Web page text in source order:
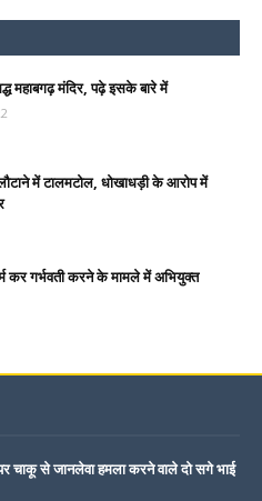
महाबगढ़ मंदिर, पढ़े इसके बारे में
में टालमटोल, धोखाधड़ी के आरोप में
कर गर्भवती करने के मामले में अभियुक्त
चाकू से जानलेवा हमला करने वाले दो सगे भाई